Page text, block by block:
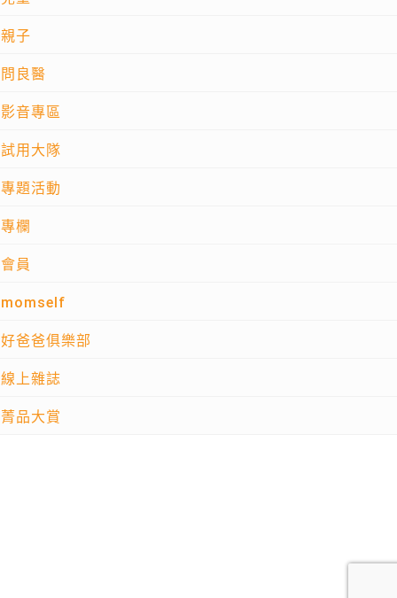
親子
問良醫
影音專區
試用大隊
專題活動
專欄
會員
momself
好爸爸俱樂部
線上雜誌
菁品大賞